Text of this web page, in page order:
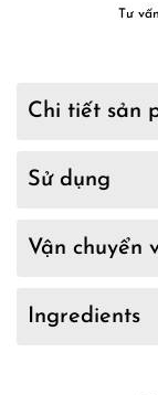
Tư
Chi tiết sản
Sử dụng
Vận chuyển
Ingredients